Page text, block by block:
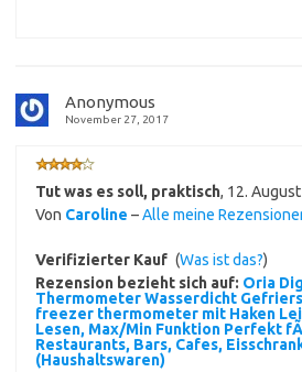
Anonymous
November 27, 2017
Tut was es soll, praktisch, 12.
Von Caroline –Alle meine
Verifizierter Kauf (Was ist das?)
Rezension bezieht sich auf: Oria
Thermometer Wasserdicht
freezer thermometer mit Haken
Lesen, Max/Min Funktion Perfekt
Restaurants, Bars, Cafes,
(Haushaltswaren)